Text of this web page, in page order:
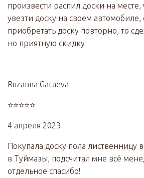
произвести распил доски на месте,
увезти доску на своем автомобиле,
приобретать доску повторно, то
но приятную скидку
Ruzanna Garaeva
⭐⭐⭐⭐⭐
4 апреля 2023
Покупала доску пола лиственницу
в Туймазы, подсчитал мне всё
отдельное спасибо!